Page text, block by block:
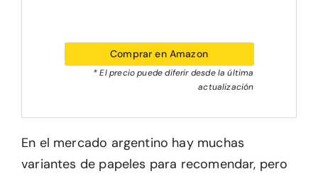
Comprar en Amazon
* El precio puede diferir desde la última
actualización
En el mercado argentino hay muchas
variantes de papeles para recomendar, pero